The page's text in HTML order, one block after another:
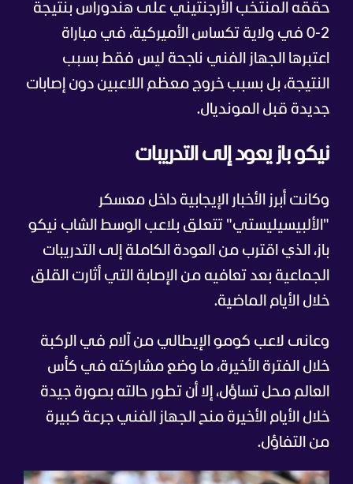
حققه المنتخب الأرجنتيني على هندوراس بنتيجة
2-0 في ولاية تكساس الأميركية، في مباراة
اعتبرها الجهاز الفني ناجحة ليس فقط بسبب
النتيجة، بل بسبب خروج معظم اللاعبين دون إصابات
جديدة قبل المونديال.
نيكو باز يعود إلى التدريبات
وكانت أبرز الأخبار الإيجابية داخل معسكر
"الألبيسيليستي" تتعلق بلاعب الوسط الشاب نيكو
باز، الذي اقترب من العودة الكاملة إلى التدريبات
الجماعية بعد تعافيه من الإصابة التي أثارت القلق
خلال الأيام الماضية.
وعانى لاعب كومو الإيطالي من آلام في الركبة
خلال الفترة الأخيرة، ما وضع مشاركته في كأس
العالم محل تساؤل، إلا أن تطور حالته بصورة جيدة
خلال الأيام الأخيرة منح الجهاز الفني جرعة كبيرة
من التفاؤل.